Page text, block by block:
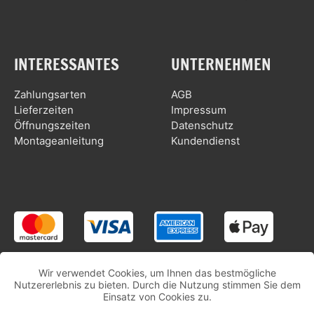
INTERESSANTES
Zahlungsarten
Lieferzeiten
Öffnungszeiten
Montageanleitung
UNTERNEHMEN
AGB
Impressum
Datenschutz
Kundendienst
Wir verwendet Cookies, um Ihnen das bestmögliche
Nutzererlebnis zu bieten. Durch die Nutzung stimmen Sie dem
Einsatz von Cookies zu.